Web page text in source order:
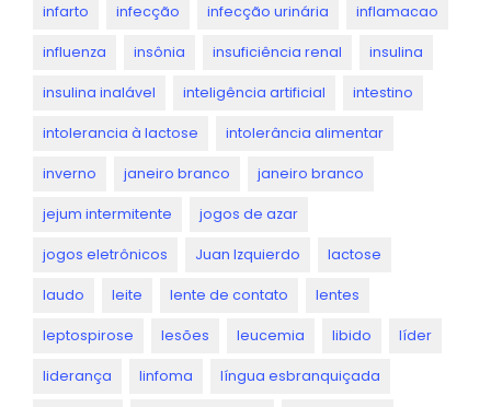
infarto infecção infecção urinária inflamacao
influenza insônia insuficiência renal insulina
insulina inalável inteligência artificial intestino
intolerancia à lactose intolerância alimentar
inverno janeiro branco janeiro branco
jejum intermitente jogos de azar
jogos eletrônicos Juan Izquierdo lactose
laudo leite lente de contato lentes
leptospirose lesões leucemia libido líder
liderança linfoma língua esbranquiçada